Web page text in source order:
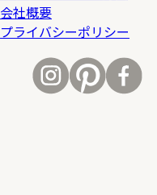
会社概要
プライバシーポリシー